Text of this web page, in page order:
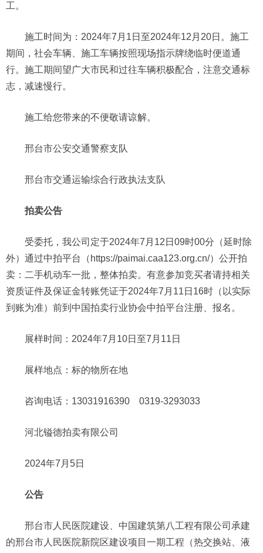
工。
施工时间为：2024年7月1日至2024年12月20日。施工
期间，社会车辆、施工车辆按照现场指示牌绕临时便道通
行。施工期间望广大市民和过往车辆积极配合，注意交通标
志，减速慢行。
施工给您带来的不便敬请谅解。
邢台市公安交通警察支队
邢台市交通运输综合行政执法支队
拍卖公告
受委托，我公司定于2024年7月12日09时00分（延时除
外）通过中拍平台（https://paimai.caa123.org.cn/）公开拍
卖：二手机动车一批，整体拍卖。有意参加竞买者请持相关
资质证件及保证金转账凭证于2024年7月11日16时（以实际
到账为准）前到中国拍卖行业协会中拍平台注册、报名。
展样时间：2024年7月10日至7月11日
展样地点：标的物所在地
咨询电话：13031916390 0319-3293033
河北镒德拍卖有限公司
2024年7月5日
公告
邢台市人民医院建设、中国建筑第八工程有限公司承建
的邢台市人民医院新院区建设项目一期工程（热交换站、液